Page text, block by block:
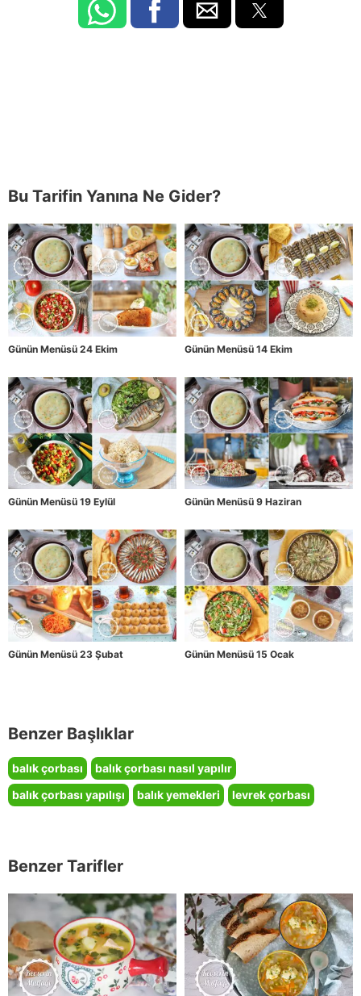
Bu Tarifin Yanına Ne Gider?
Günün Menüsü 24 Ekim Günün Menüsü 14 Ekim
Günün Menüsü 19 Eylül Günün Menüsü 9 Haziran
Günün Menüsü 23 Şubat Günün Menüsü 15 Ocak
Benzer Başlıklar
balık çorbası
balık çorbası nasıl yapılır
balık çorbası yapılışı
balık yemekleri levrek çorbası
Benzer Tarifler